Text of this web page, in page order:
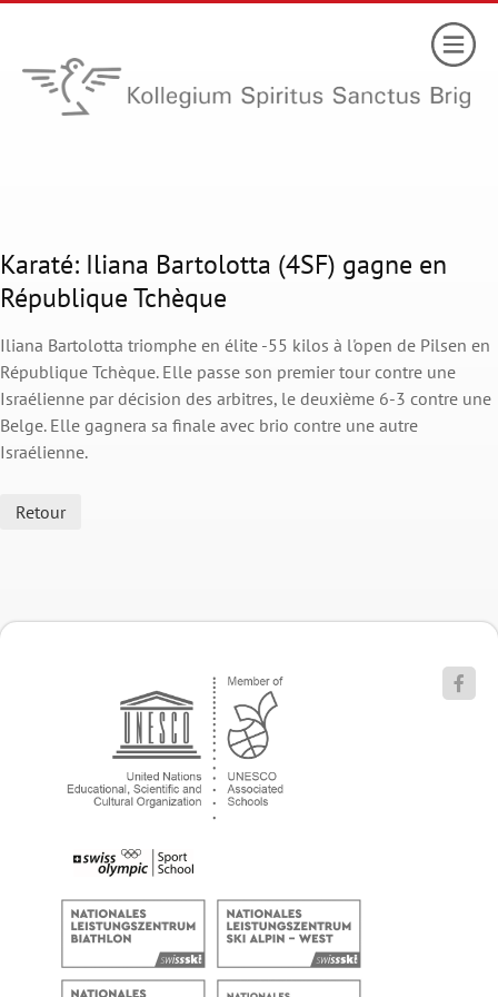
Karaté: Iliana Bartolotta (4SF) gagne en
République Tchèque
Iliana Bartolotta triomphe en élite -55 kilos à l'open de Pilsen en
République Tchèque. Elle passe son premier tour contre une
Israélienne par décision des arbitres, le deuxième 6-3 contre une
Belge. Elle gagnera sa finale avec brio contre une autre
Israélienne.
Retour
